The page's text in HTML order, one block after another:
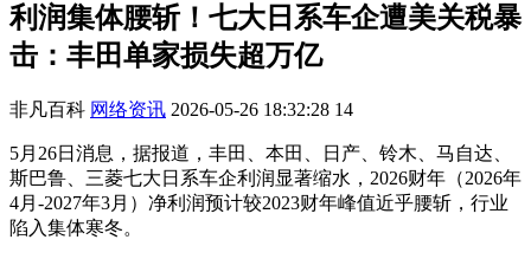
利润集体腰斩！七大日系车企遭美关税暴
击：丰田单家损失超万亿
非凡百科 网络资讯 2026-05-26 18:32:28 14
5月26日消息，据报道，丰田、本田、日产、铃木、马自达、
斯巴鲁、三菱七大日系车企利润显著缩水，2026财年（2026年
4月-2027年3月）净利润预计较2023财年峰值近乎腰斩，行业
陷入集体寒冬。